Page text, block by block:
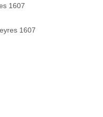
1607
1607